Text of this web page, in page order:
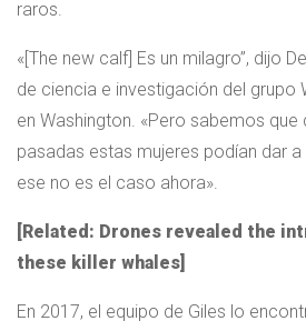
raros.
«[The new calf] Es un milagro”, dijo
de ciencia e investigación del grupo
en Washington. «Pero sabemos que
pasadas estas mujeres podían dar
ese no es el caso ahora».
[Related: Drones revealed the
these killer whales]
En 2017, el equipo de Giles lo